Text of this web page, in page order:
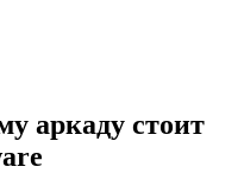
аркаду стоит